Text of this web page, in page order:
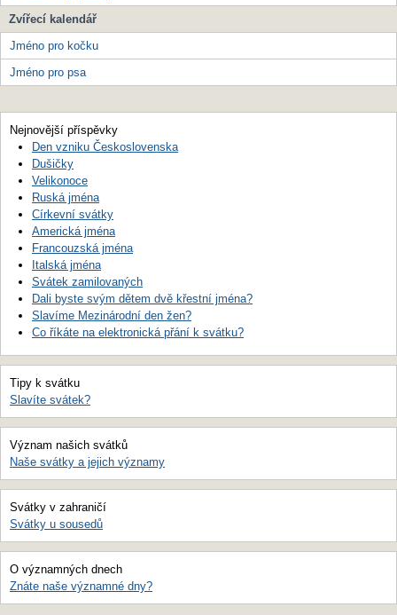
Zvířecí kalendář
Jméno pro kočku
Jméno pro psa
Nejnovější příspěvky
Den vzniku Československa
Dušičky
Velikonoce
Ruská jména
Církevní svátky
Americká jména
Francouzská jména
Italská jména
Svátek zamilovaných
Dali byste svým dětem dvě křestní jména?
Slavíme Mezinárodní den žen?
Co říkáte na elektronická přání k svátku?
Tipy k svátku
Slavíte svátek?
Význam našich svátků
Naše svátky a jejich významy
Svátky v zahraničí
Svátky u sousedů
O významných dnech
Znáte naše významné dny?